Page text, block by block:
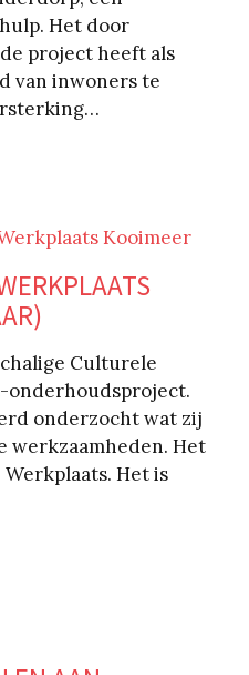
Het door
project heeft als
van inwoners te
Culturele
onderhoudsproject.
onderzocht wat zij
werkzaamheden. Het
Het is